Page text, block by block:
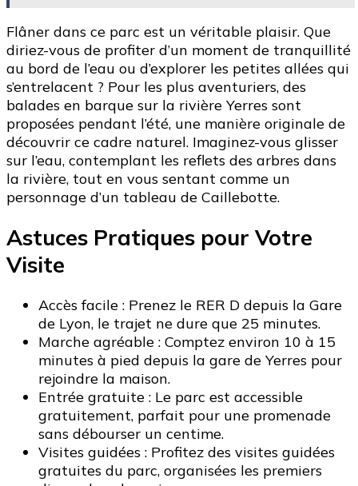
Flâner dans ce parc est un véritable plaisir. Que
diriez-vous de profiter d’un moment de tranquillité
au bord de l’eau ou d’explorer les petites allées qui
s’entrelacent ? Pour les plus aventuriers, des
balades en barque sur la rivière Yerres sont
proposées pendant l’été, une manière originale de
découvrir ce cadre naturel. Imaginez-vous glisser
sur l’eau, contemplant les reflets des arbres dans
la rivière, tout en vous sentant comme un
personnage d’un tableau de Caillebotte.
Astuces Pratiques pour Votre
Visite
Accès facile : Prenez le RER D depuis la Gare
de Lyon, le trajet ne dure que 25 minutes.
Marche agréable : Comptez environ 10 à 15
minutes à pied depuis la gare de Yerres pour
rejoindre la maison.
Entrée gratuite : Le parc est accessible
gratuitement, parfait pour une promenade
sans débourser un centime.
Visites guidées : Profitez des visites guidées
gratuites du parc, organisées les premiers